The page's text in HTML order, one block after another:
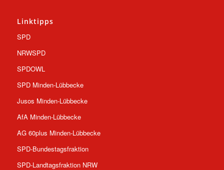
Linktipps
SPD
NRWSPD
SPDOWL
SPD Minden-Lübbecke
Jusos Minden-Lübbecke
AfA Minden-Lübbecke
AG 60plus Minden-Lübbecke
SPD-Bundestagsfraktion
SPD-Landtagsfraktion NRW